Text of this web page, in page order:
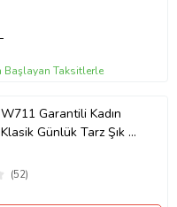
Başlayan Taksitlerle
Garantili Kadın
Günlük Tarz Şık ve
Ayakkabı (Krem)
(52)